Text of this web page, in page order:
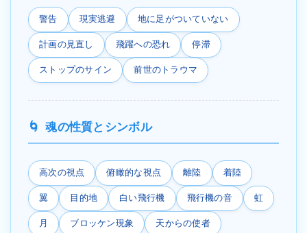
警告 現実逃避 地に足がついていない
計画の見直し 飛躍への恐れ 停滞
ストップのサイン 前世のトラウマ
魂の性質とシンボル
高次の視点 俯瞰的な視点 離陸 着陸
翼 目的地 白い飛行機 飛行機の音 虹
月 ブロッケン現象 天からの使者